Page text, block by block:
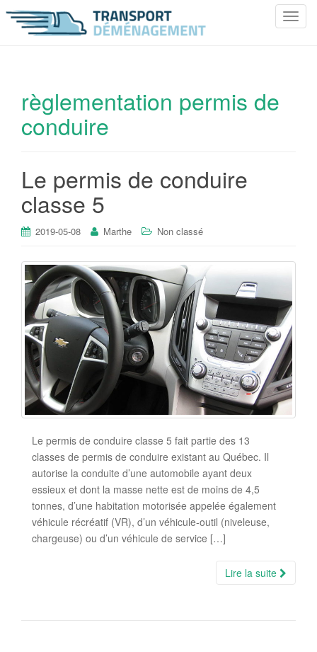
T
n
règlementation permis de
conduire
Le permis de conduire
classe 5
2019-05-08 Marthe Non classé
Le permis de conduire classe 5 fait partie des 13
classes de permis de conduire existant au Québec. Il
autorise la conduite d’une automobile ayant deux
essieux et dont la masse nette est de moins de 4,5
tonnes, d’une habitation motorisée appelée également
véhicule récréatif (VR), d’un véhicule-outil (niveleuse,
chargeuse) ou d’un véhicule de service […]
Lire la suite